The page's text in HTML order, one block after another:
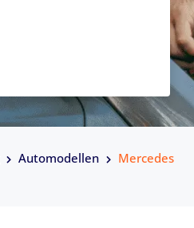
Automodellen
Mercedes